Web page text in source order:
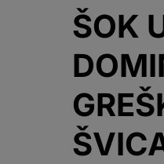
ŠOK